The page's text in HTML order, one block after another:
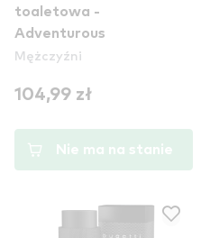
toaletowa -
Adventurous
Mężczyźni
104,99 zł
Nie ma na stanie